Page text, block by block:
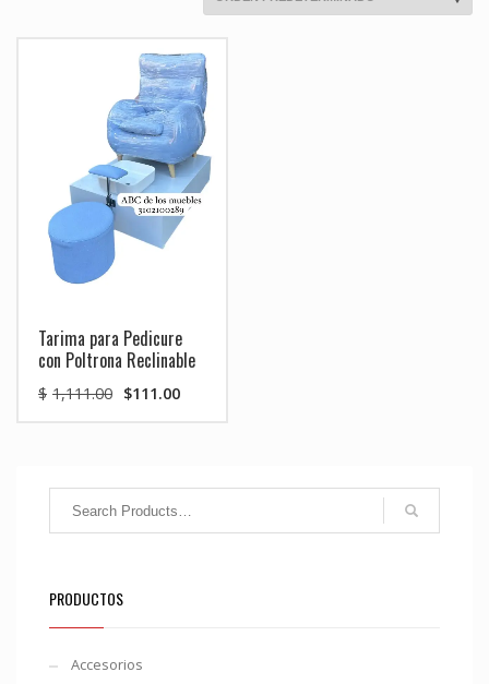
Tarima para Pedicure
con Poltrona Reclinable
$ 1,111.00 El
$111.00El
PRODUCTOS
Accesorios